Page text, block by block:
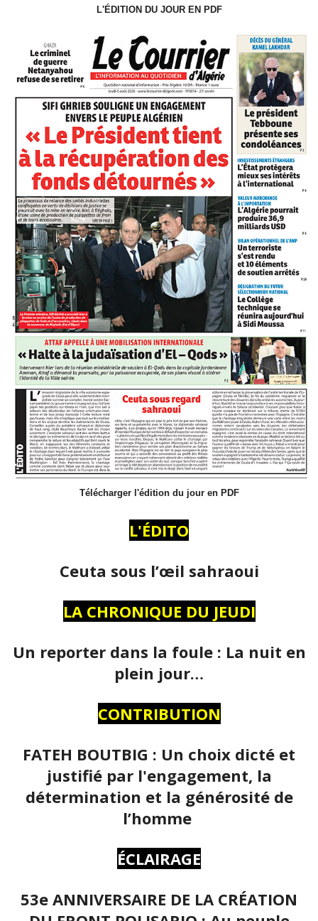
L'ÉDITION DU JOUR EN PDF
Télécharger l'édition du jour en PDF
L'ÉDITO
Ceuta sous l’œil sahraoui
LA CHRONIQUE DU JEUDI
Un reporter dans la foule : La nuit en
plein jour…
CONTRIBUTION
FATEH BOUTBIG : Un choix dicté et
justifié par l'engagement, la
détermination et la générosité de
l’homme
ÉCLAIRAGE
53e ANNIVERSAIRE DE LA CRÉATION